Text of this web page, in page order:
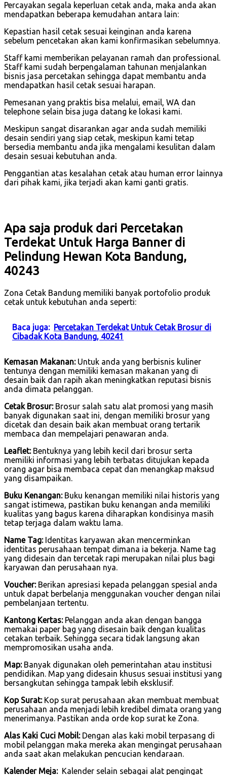
Percayakan segala keperluan cetak anda, maka anda akan
mendapatkan beberapa kemudahan antara lain:
Kepastian hasil cetak sesuai keinginan anda karena
sebelum pencetakan akan kami konfirmasikan sebelumnya.
Staff kami memberikan pelayanan ramah dan professional.
Staff kami sudah berpengalaman tahunan menjalankan
bisnis jasa percetakan sehingga dapat membantu anda
mendapatkan hasil cetak sesuai harapan.
Pemesanan yang praktis bisa melalui, email, WA dan
telephone selain bisa juga datang ke lokasi kami.
Meskipun sangat disarankan agar anda sudah memiliki
desain sendiri yang siap cetak, meskipun kami tetap
bersedia membantu anda jika mengalami kesulitan dalam
desain sesuai kebutuhan anda.
Penggantian atas kesalahan cetak atau human error lainnya
dari pihak kami, jika terjadi akan kami ganti gratis.
Apa saja produk dari Percetakan
Terdekat Untuk Harga Banner di
Pelindung Hewan Kota Bandung,
40243
Zona Cetak Bandung memiliki banyak portofolio produk
cetak untuk kebutuhan anda seperti:
Baca juga: Percetakan Terdekat Untuk Cetak Brosur di
Cibadak Kota Bandung, 40241
Kemasan Makanan:Untuk anda yang berbisnis kuliner
tentunya dengan memiliki kemasan makanan yang di
desain baik dan rapih akan meningkatkan reputasi bisnis
anda dimata pelanggan.
Cetak Brosur:Brosur salah satu alat promosi yang masih
banyak digunakan saat ini, dengan memiliki brosur yang
dicetak dan desain baik akan membuat orang tertarik
membaca dan mempelajari penawaran anda.
Leaflet:Bentuknya yang lebih kecil dari brosur serta
memiliki informasi yang lebih terbatas ditujukan kepada
orang agar bisa membaca cepat dan menangkap maksud
yang disampaikan.
Buku Kenangan:Buku kenangan memiliki nilai historis yang
sangat istimewa, pastikan buku kenangan anda memiliki
kualitas yang bagus karena diharapkan kondisinya masih
tetap terjaga dalam waktu lama.
Name Tag:Identitas karyawan akan mencerminkan
identitas perusahaan tempat dimana ia bekerja. Name tag
yang didesain dan tercetak rapi merupakan nilai plus bagi
karyawan dan perusahaan nya.
Voucher:Berikan apresiasi kepada pelanggan spesial anda
untuk dapat berbelanja menggunakan voucher dengan nilai
pembelanjaan tertentu.
Kantong Kertas:Pelanggan anda akan dengan bangga
memakai paper bag yang disesain baik dengan kualitas
cetakan terbaik. Sehingga secara tidak langsung akan
mempromosikan usaha anda.
Map:Banyak digunakan oleh pemerintahan atau institusi
pendidikan. Map yang didesain khusus sesuai institusi yang
bersangkutan sehingga tampak lebih eksklusif.
Kop Surat:Kop surat perusahaan akan membuat membuat
perusahaan anda menjadi lebih kredibel dimata orang yang
menerimanya. Pastikan anda orde kop surat ke Zona.
Alas Kaki Cuci Mobil:Dengan alas kaki mobil terpasang di
mobil pelanggan maka mereka akan mengingat perusahaan
anda saat akan melakukan pencucian kendaraan.
Kalender Meja:Kalender selain sebagai alat pengingat